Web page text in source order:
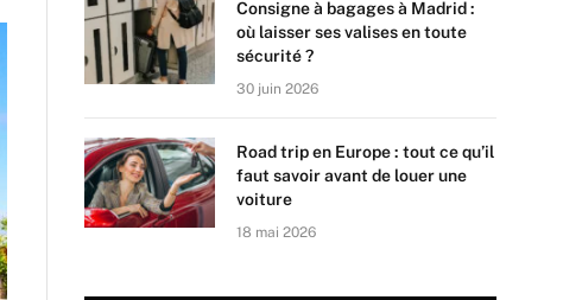
Consigne à bagages à Madrid :
où laisser ses valises en toute
sécurité ?
30 juin 2026
Road trip en Europe : tout ce qu’il
faut savoir avant de louer une
voiture
18 mai 2026